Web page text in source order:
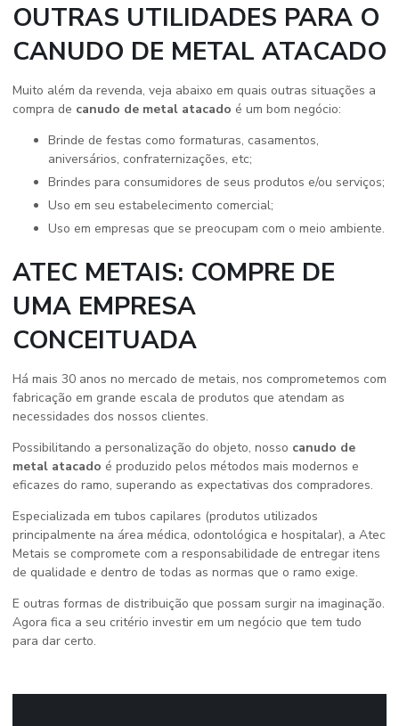
OUTRAS UTILIDADES PARA O
CANUDO DE METAL ATACADO
Muito além da revenda, veja abaixo em quais outras situações a
compra de canudo de metal atacado é um bom negócio:
brinde de festas como formaturas, casamentos,
aniversários, confraternizações, etc;
brindes para consumidores de seus produtos e/ou serviços;
uso em seu estabelecimento comercial;
uso em empresas que se preocupam com o meio ambiente.
ATEC METAIS: COMPRE DE
UMA EMPRESA
CONCEITUADA
Há mais 30 anos no mercado de metais, nos comprometemos com
fabricação em grande escala de produtos que atendam as
necessidades dos nossos clientes.
Possibilitando a personalização do objeto, nosso canudo de
metal atacado é produzido pelos métodos mais modernos e
eficazes do ramo, superando as expectativas dos compradores.
Especializada em tubos capilares (produtos utilizados
principalmente na área médica, odontológica e hospitalar), a Atec
Metais se compromete com a responsabilidade de entregar itens
de qualidade e dentro de todas as normas que o ramo exige.
E outras formas de distribuição que possam surgir na imaginação.
Agora fica a seu critério investir em um negócio que tem tudo
para dar certo.